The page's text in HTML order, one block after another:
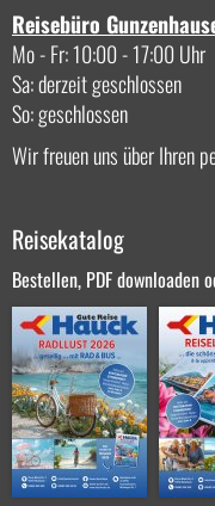
Reisebüro
Mo - Fr: 10:00 - 17:00 Uhr
Sa: derzeit geschlossen
So: geschlossen
Wir freuen uns über Ihren
Reisekatalog
Bestellen, PDF downloaden